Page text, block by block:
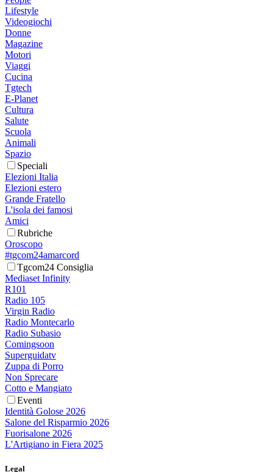
Lifestyle
Videogiochi
Donne
Magazine
Motori
Viaggi
Cucina
Tgtech
E-Planet
Cultura
Salute
Scuola
Animali
Spazio
Speciali
Elezioni Italia
Elezioni estero
Grande Fratello
L'isola dei famosi
Amici
Rubriche
Oroscopo
#tgcom24amarcord
Tgcom24 Consiglia
Mediaset Infinity
R101
Radio 105
Virgin Radio
Radio Montecarlo
Radio Subasio
Comingsoon
Superguidatv
Zuppa di Porro
Non Sprecare
Cotto e Mangiato
Eventi
Identità Golose 2026
Salone del Risparmio 2026
Fuorisalone 2026
L'Artigiano in Fiera 2025
Legal